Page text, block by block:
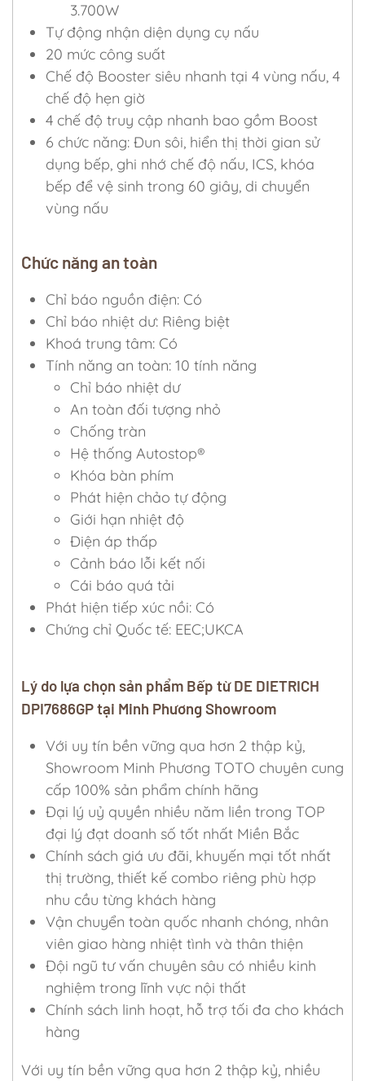
3.700W
Tự động nhận diện dụng cụ nấu
20 mức công suất
Chế độ Booster siêu nhanh tại 4 vùng nấu, 4
chế độ hẹn giờ
4 chế độ truy cập nhanh bao gồm Boost
6 chức năng: Đun sôi, hiển thị thời gian sử
dụng bếp, ghi nhớ chế độ nấu, ICS, khóa
bếp để vệ sinh trong 60 giây, di chuyển
vùng nấu
Chức năng an toàn
Chỉ báo nguồn điện: Có
Chỉ báo nhiệt dư: Riêng biệt
Khoá trung tâm: Có
Tính năng an toàn: 10 tính năng
Chỉ báo nhiệt dư
An toàn đối tượng nhỏ
Chống tràn
Hệ thống Autostop®
Khóa bàn phím
Phát hiện chảo tự động
Giới hạn nhiệt độ
Điện áp thấp
Cảnh báo lỗi kết nối
Cái báo quá tải
Phát hiện tiếp xúc nồi: Có
Chứng chỉ Quốc tế: EEC;UKCA
Lý do lựa chọn sản phẩm Bếp từ DE DIETRICH
DPI7686GP tại Minh Phương Showroom
Với uy tín bền vững qua hơn 2 thập kỷ,
Showroom Minh Phương TOTO chuyên cung
cấp 100% sản phẩm chính hãng
Đại lý uỷ quyền nhiều năm liền trong TOP
đại lý đạt doanh số tốt nhất Miền Bắc
Chính sách giá ưu đãi, khuyến mại tốt nhất
thị trường, thiết kế combo riêng phù hợp
nhu cầu từng khách hàng
Vận chuyển toàn quốc nhanh chóng, nhân
viên giao hàng nhiệt tình và thân thiện
Đội ngũ tư vấn chuyên sâu có nhiều kinh
nghiệm trong lĩnh vực nội thất
Chính sách linh hoạt, hỗ trợ tối đa cho khách
hàng
Với uy tín bền vững qua hơn 2 thập kỷ, nhiều